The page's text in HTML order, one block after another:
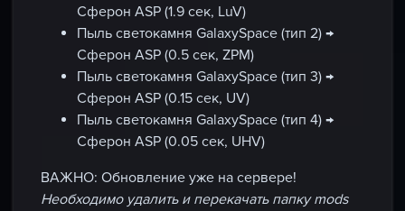
Сферон ASP (1.9 сек, LuV)
Пыль светокамня GalaxySpace (тип 2) →
Сферон ASP (0.5 сек, ZPM)
Пыль светокамня GalaxySpace (тип 3) →
Сферон ASP (0.15 сек, UV)
Пыль светокамня GalaxySpace (тип 4) →
Сферон ASP (0.05 сек, UHV)
ВАЖНО: Обновление уже на сервере!
Необходимо удалить и перекачать папку mods